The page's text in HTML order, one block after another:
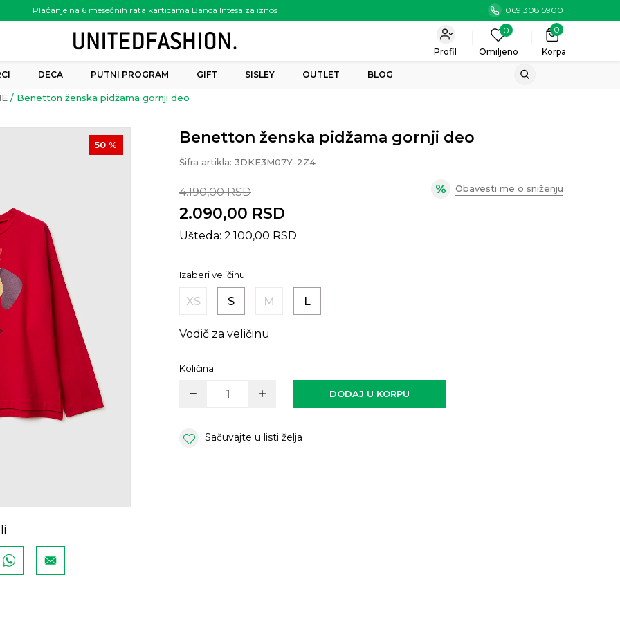
Plaćanje na 6 mesečnih rata karticama Banca Intesa za iznos
preko 6.000.00 rsd
069 308 5900
Korpa
0
0
Omiljeno
Profil
DECA PUTNI PROGRAM GIFT SISLEY OUTLET BLOG
Benetton ženska pidžama gornji deo
50 % Benetton ženska pidžama gornji deo
Šifra artikla: 3DKE3M07Y-2Z4
4.190,00 RSD
2.090,00 RSD
Ušteda: 2.100,00 RSD
Obavesti me o sniženju
Izaberi veličinu:
XS S M L
Vodič za veličinu
Količina:
DODAJ U KORPU
Sačuvajte u listi želja